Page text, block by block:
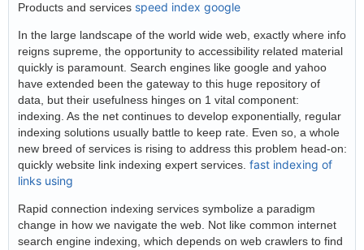
Products and services speed index google
In the large landscape of the world wide web, exactly where info
reigns supreme, the opportunity to accessibility related material
quickly is paramount. Search engines like google and yahoo
have extended been the gateway to this huge repository of
data, but their usefulness hinges on 1 vital component:
indexing. As the net continues to develop exponentially, regular
indexing solutions usually battle to keep rate. Even so, a whole
new breed of services is rising to address this problem head-on:
quickly website link indexing expert services. fast indexing of
links using
Rapid connection indexing services symbolize a paradigm
change in how we navigate the web. Not like common internet
search engine indexing, which depends on web crawlers to find